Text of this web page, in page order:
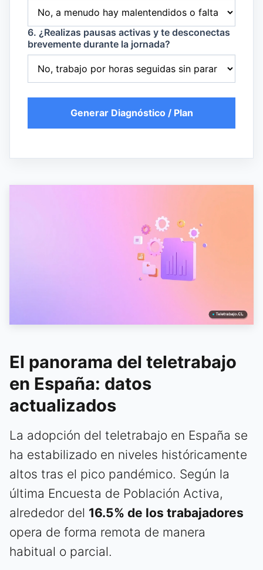
6. ¿Realizas pausas activas y te desconectas
brevemente durante la jornada?
Generar Diagnóstico / Plan
El panorama del teletrabajo
en España: datos
actualizados
La adopción del teletrabajo en España se
ha estabilizado en niveles históricamente
altos tras el pico pandémico. Según la
última Encuesta de Población Activa,
alrededor del 16.5% de los trabajadores
opera de forma remota de manera
habitual o parcial.